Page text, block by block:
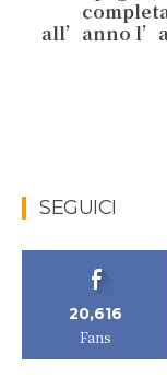
all’anno
SEGUICI
20,616
Fans